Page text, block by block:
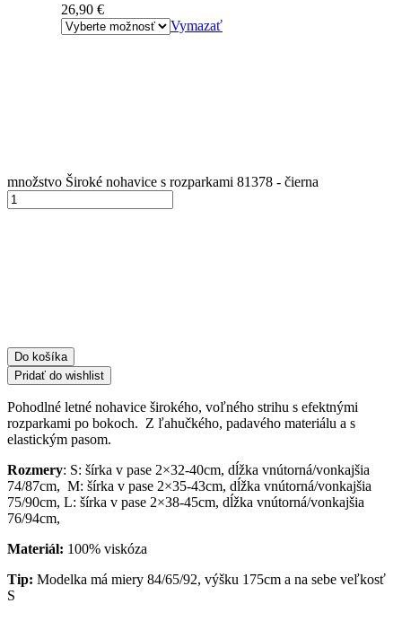
26,90 €
Vymazať
množstvo Široké nohavice s rozparkami 81378 - čierna
Do košíka
Pridať do wishlist
Pohodlné letné nohavice širokého, voľného strihu s efektnými
rozparkami po bokoch. Z ľahučkého, padavého materiálu a s
elastickým pasom.
Rozmery: S: šírka v pase 2×32-40cm, dĺžka vnútorná/vonkajšia
74/87cm, M: šírka v pase 2×35-43cm, dĺžka vnútorná/vonkajšia
75/90cm, L: šírka v pase 2×38-45cm, dĺžka vnútorná/vonkajšia
76/94cm,
Materiál: 100% viskóza
Tip: Modelka má miery 84/65/92, výšku 175cm a na sebe veľkosť
S